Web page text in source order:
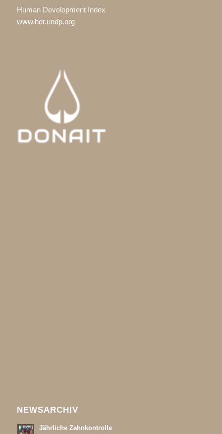
Human Development Index
www.hdr.undp.org
NEWSARCHIV
Jährliche Zahnkontrolle